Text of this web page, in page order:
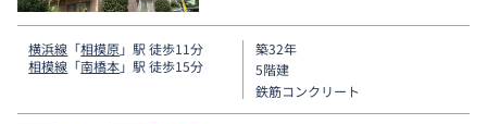
横浜線 「相模原」駅 徒歩11分
相模線 「南橋本」駅 徒歩15分
築32年
5階建
鉄筋コンクリート